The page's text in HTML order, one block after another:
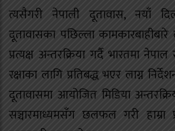
त्यसैगरी नेपाली दूतावास, नयाँ
दूतावासका पछिल्ला
प्रत्यक्ष अन्तरक्रिया गर्दै भारतमा
रक्षाका लागि प्रतिबद्ध भएर लाग्न
दूतावासमा आयोजित मिडिया
सञ्चारमाध्यमसँग छलफल गरी हाम्रा